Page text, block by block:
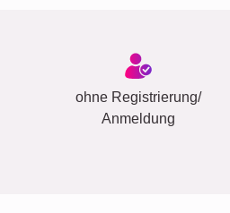
ohne Registrierung/
Anmeldung